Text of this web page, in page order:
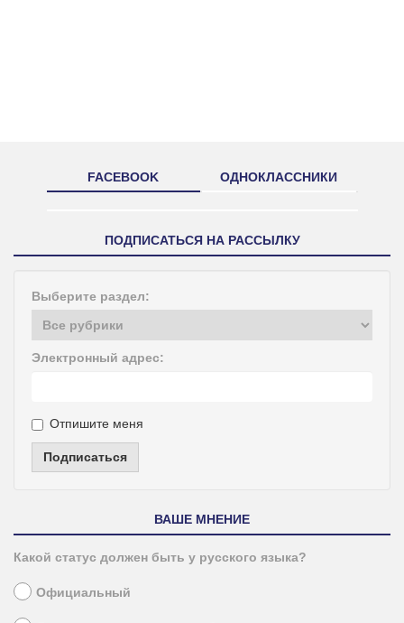
FACEBOOK ОДНОКЛАССНИКИ
ПОДПИСАТЬСЯ НА РАССЫЛКУ
Выберите раздел:
Электронный адрес:
Отпишите меня
Подписаться
ВАШЕ МНЕНИЕ
Какой статус должен быть у русского языка?
Официальный